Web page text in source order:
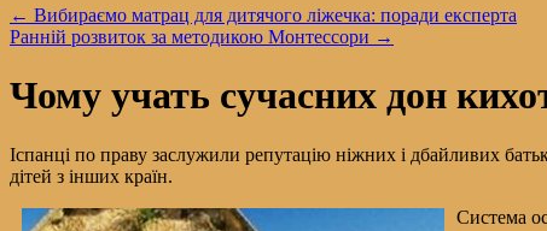
← Вибираємо матрац для дитячого ліжечка: поради експерта
Ранній розвиток за методикою Монтессори →
Чому учать сучасних дон
Іспанці по праву заслужили репутацію ніжних і дбайливих
дітей з інших країн.
Система